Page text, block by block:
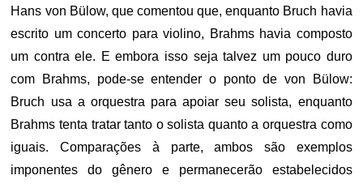
Hans von Bülow, que comentou que, enquanto Bruch havia
escrito um concerto para violino, Brahms havia composto
um contra ele. E embora isso seja talvez um pouco duro
com Brahms, pode-se entender o ponto de von Bülow:
Bruch usa a orquestra para apoiar seu solista, enquanto
Brahms tenta tratar tanto o solista quanto a orquestra como
iguais. Comparações à parte, ambos são exemplos
imponentes do gênero e permanecerão estabelecidos